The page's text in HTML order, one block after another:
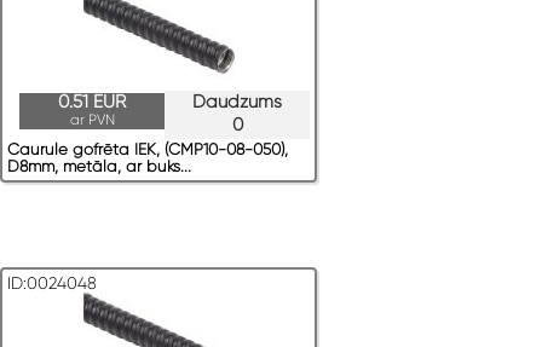
Daudzums
0
0.51 EUR
ar PVN
Caurule gofrēta IEK, (CMP10-08-050),
D8mm, metāla, ar buks...
ID:0024048